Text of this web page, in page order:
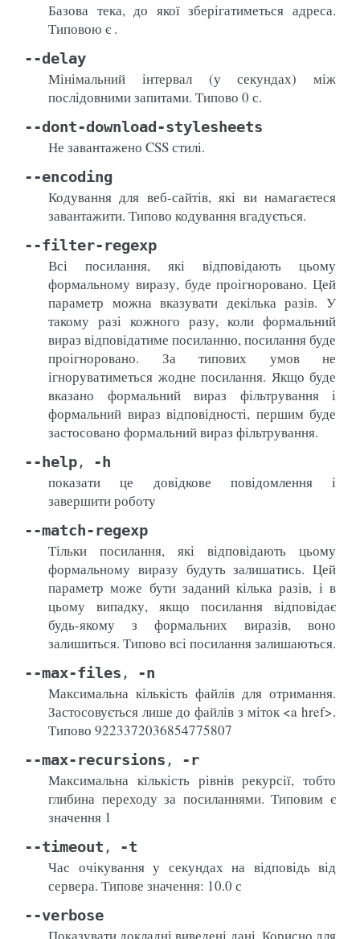
Базова тека, до якої зберігатиметься адреса.
Типовою є .
--delay
Мінімальний інтервал (у секундах) між
послідовними запитами. Типово 0 с.
--dont-download-stylesheets
Не завантажено CSS стилі.
--encoding
Кодування для веб-сайтів, які ви намагаєтеся
завантажити. Типово кодування вгадується.
--filter-regexp
Всі посилання, які відповідають цьому
формальному виразу, буде проігноровано. Цей
параметр можна вказувати декілька разів. У
такому разі кожного разу, коли формальний
вираз відповідатиме посиланню, посилання буде
проігноровано. За типових умов не
ігноруватиметься жодне посилання. Якщо буде
вказано формальний вираз фільтрування і
формальний вираз відповідності, першим буде
застосовано формальний вираз фільтрування.
--help , -h
показати це довідкове повідомлення і
завершити роботу
--match-regexp
Тільки посилання, які відповідають цьому
формальному виразу будуть залишатись. Цей
параметр може бути заданий кілька разів, і в
цьому випадку, якщо посилання відповідає
будь-якому з формальних виразів, воно
залишиться. Типово всі посилання залишаються.
--max-files , -n
Максимальна кількість файлів для отримання.
Застосовується лише до файлів з міток <a href>.
Типово 9223372036854775807
--max-recursions , -r
Максимальна кількість рівнів рекурсії, тобто
глибина переходу за посиланнями. Типовим є
значення 1
--timeout , -t
Час очікування у секундах на відповідь від
сервера. Типове значення: 10.0 с
--verbose
Показувати докладні виведені дані. Корисно для